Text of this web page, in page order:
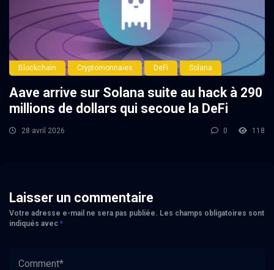
Blockchain Cryptomonnaies DeFi Solana
Aave arrive sur Solana suite au hack à 290
millions de dollars qui secoue la DeFi
28 avril 2026 0 118
Laisser un commentaire
Votre adresse e-mail ne sera pas publiée. Les champs obligatoires sont
indiqués avec *